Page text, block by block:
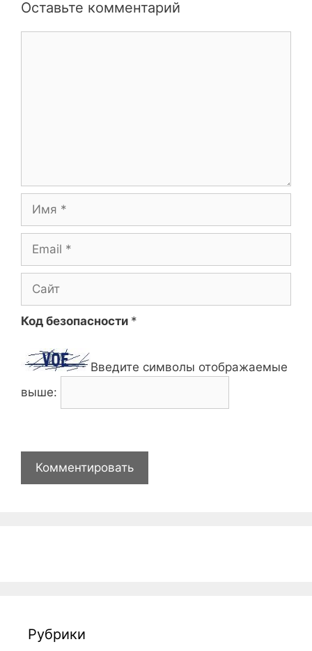
Оставьте комментарий
Имя
Email
Сайт
Код безопасности *
Введите символы отображаемые
выше:
Рубрики